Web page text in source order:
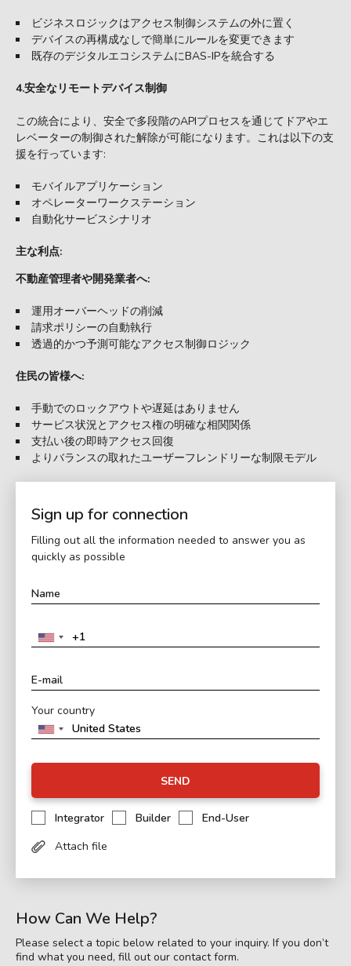
ビジネスロジックはアクセス制御システムの外に置く
デバイスの再構成なしで簡単にルールを変更できます
既存のデジタルエコシステムにBAS-IPを統合する
4.安全なリモートデバイス制御
この統合により、安全で多段階のAPIプロセスを通じてドアやエ
レベーターの制御された解除が可能になります。これは以下の支
援を行っています:
モバイルアプリケーション
オペレーターワークステーション
自動化サービスシナリオ
主な利点:
不動産管理者や開発業者へ:
運用オーバーヘッドの削減
請求ポリシーの自動執行
透過的かつ予測可能なアクセス制御ロジック
住民の皆様へ:
手動でのロックアウトや遅延はありません
サービス状況とアクセス権の明確な相関関係
支払い後の即時アクセス回復
よりバランスの取れたユーザーフレンドリーな制限モデル
Sign up for connection
Filling out all the information needed to answer you as
quickly as possible
Your country
SEND
Integrator Builder
End-User
Attach file
How Can We Help?
Please select a topic below related to your inquiry. If you don’t
find what you need, fill out our contact form.